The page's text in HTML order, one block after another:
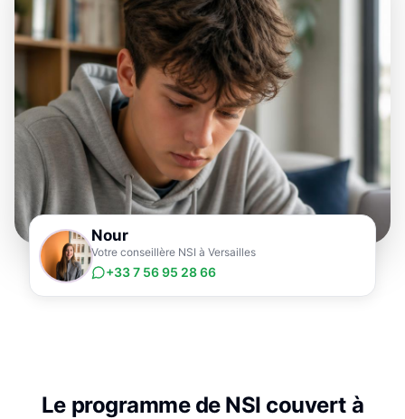
Nour
Votre conseillère NSI à Versailles
+33 7 56 95 28 66
Le programme de NSI couvert à